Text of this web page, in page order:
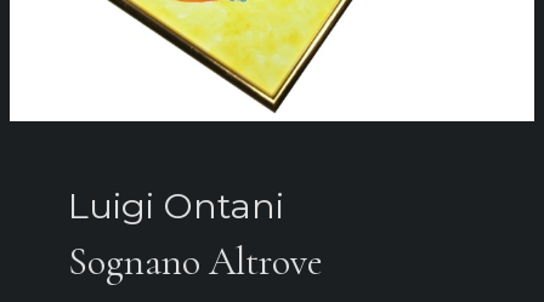
Luigi Ontani
Sognano Altrove